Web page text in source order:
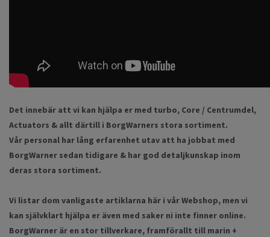
Det innebär att vi kan hjälpa er med turbo, Core / Centrumdel,
Actuators & allt därtill i BorgWarners stora sortiment.
Vår personal har lång erfarenhet utav att ha jobbat med
BorgWarner sedan tidigare & har god detaljkunskap inom
deras stora sortiment.
Vi listar dom vanligaste artiklarna här i vår Webshop, men vi
kan självklart hjälpa er även med saker ni inte finner online.
BorgWarner är en stor tillverkare, framförallt till marin +